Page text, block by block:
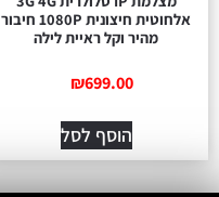
אלחוטית חיצונית 1080P חיבור
מהיר וקל ראיית לילה
₪699.00
הוסף לסל